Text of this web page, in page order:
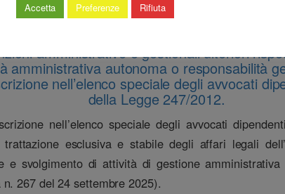
attività dell’avvocato dipendente di ente
per l’organizzazione ed il
amministrative e gestionali ulteriori
amministrativa autonoma o responsabilità
nell’elenco speciale degli avvocati
della Legge 247/2012.
nell’elenco speciale degli avvocati
esclusiva e stabile degli affari legali
e svolgimento di attività di gestione
267 del 24 settembre 2025).
Accetta Preferenze Rifiuta